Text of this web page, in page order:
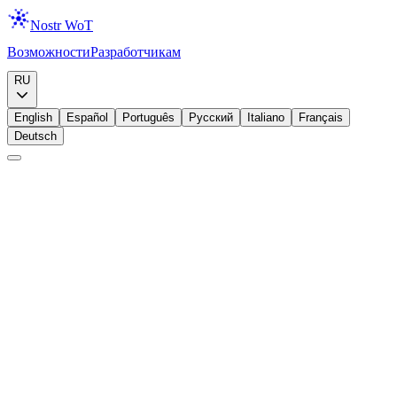
Nostr WoT
ВозможностиРазработчикам
RU
English Español Português Русский Italiano
Français
Deutsch